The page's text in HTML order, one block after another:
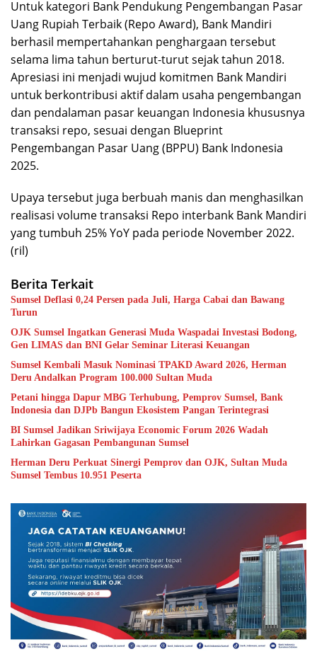
Untuk kategori Bank Pendukung Pengembangan Pasar
Uang Rupiah Terbaik (Repo Award), Bank Mandiri
berhasil mempertahankan penghargaan tersebut
selama lima tahun berturut-turut sejak tahun 2018.
Apresiasi ini menjadi wujud komitmen Bank Mandiri
untuk berkontribusi aktif dalam usaha pengembangan
dan pendalaman pasar keuangan Indonesia khususnya
transaksi repo, sesuai dengan Blueprint
Pengembangan Pasar Uang (BPPU) Bank Indonesia
2025.
Upaya tersebut juga berbuah manis dan menghasilkan
realisasi volume transaksi Repo interbank Bank Mandiri
yang tumbuh 25% YoY pada periode November 2022.
(ril)
Berita Terkait
Sumsel Deflasi 0,24 Persen pada Juli, Harga Cabai dan Bawang
Turun
OJK Sumsel Ingatkan Generasi Muda Waspadai Investasi Bodong,
Gen LIMAS dan BNI Gelar Seminar Literasi Keuangan
Sumsel Kembali Masuk Nominasi TPAKD Award 2026, Herman
Deru Andalkan Program 100.000 Sultan Muda
Petani hingga Dapur MBG Terhubung, Pemprov Sumsel, Bank
Indonesia dan DJPb Bangun Ekosistem Pangan Terintegrasi
BI Sumsel Jadikan Sriwijaya Economic Forum 2026 Wadah
Lahirkan Gagasan Pembangunan Sumsel
Herman Deru Perkuat Sinergi Pemprov dan OJK, Sultan Muda
Sumsel Tembus 10.951 Peserta